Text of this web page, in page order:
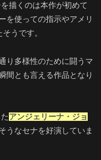
描くのは本作が初めて
を使っての指示やアメリ
うです。
り多様性のために闘うマ
間とも言える作品となり
アンジェリーナ・ジョ
なセナを好演していま